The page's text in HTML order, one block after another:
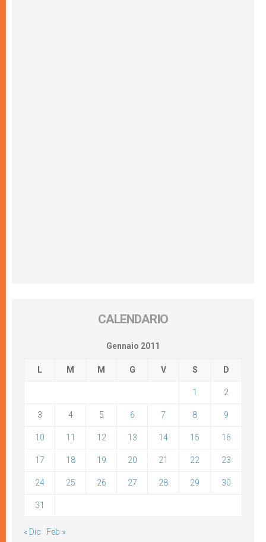
CALENDARIO
Gennaio 2011
L M M G V S D
1 2
3 4 5 6 7 8 9
10 11 12 13 14 15 16
17 18 19 20 21 22 23
24 25 26 27 28 29 30
31
« Dic Feb »